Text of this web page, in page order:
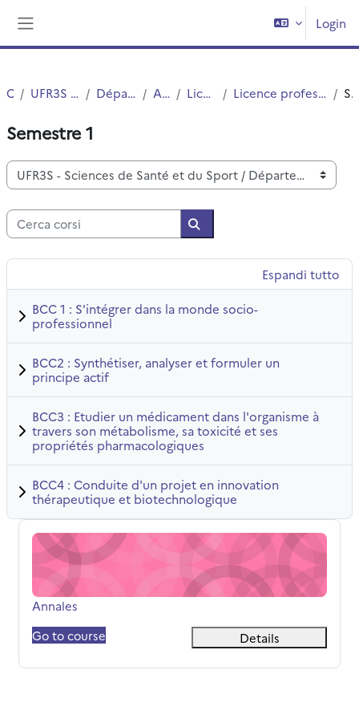
Login
Corsi UFR3S - Sciences de Santé et du Sport Département UFR3S - Pharmacie Autres Diplômes Licences professionnelles Licence professionnelle Innovation Thérapeutique et Biotechnologies Semestre 1
Semestre 1
Categorie di corso
Cerca corsi
Cerca corsi
Espandi tutto
BCC 1 : S'intégrer dans la monde socio-
professionnel
BCC2 : Synthétiser, analyser et formuler un
principe actif
BCC3 : Etudier un médicament dans l'organisme à
travers son métabolisme, sa toxicité et ses
propriétés pharmacologiques
BCC4 : Conduite d'un projet en innovation
thérapeutique et biotechnologique
Annales
Titolo del corso
Annales
Go to course
Details